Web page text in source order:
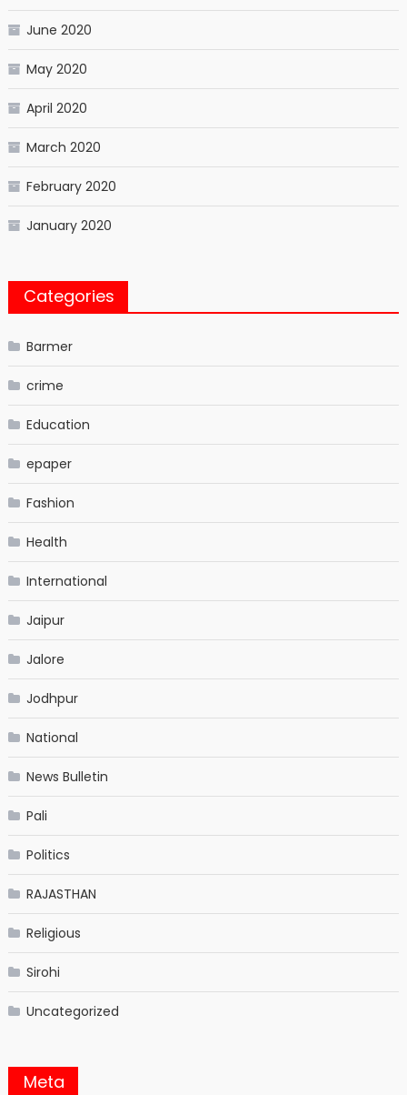
June 2020
May 2020
April 2020
March 2020
February 2020
January 2020
Categories
Barmer
crime
Education
epaper
Fashion
Health
International
Jaipur
Jalore
Jodhpur
National
News Bulletin
Pali
Politics
RAJASTHAN
Religious
Sirohi
Uncategorized
Meta